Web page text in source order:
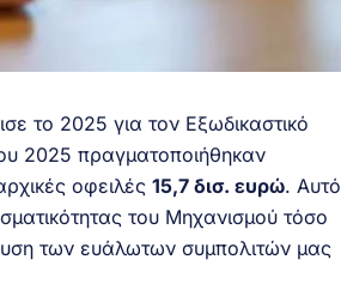
το 2025 για τον Εξωδικαστικό
2025 πραγματοποιήθηκαν
οφειλές 15,7 δισ. ευρώ. Αυτό
του Μηχανισμού τόσο
των ευάλωτων συμπολιτών μας